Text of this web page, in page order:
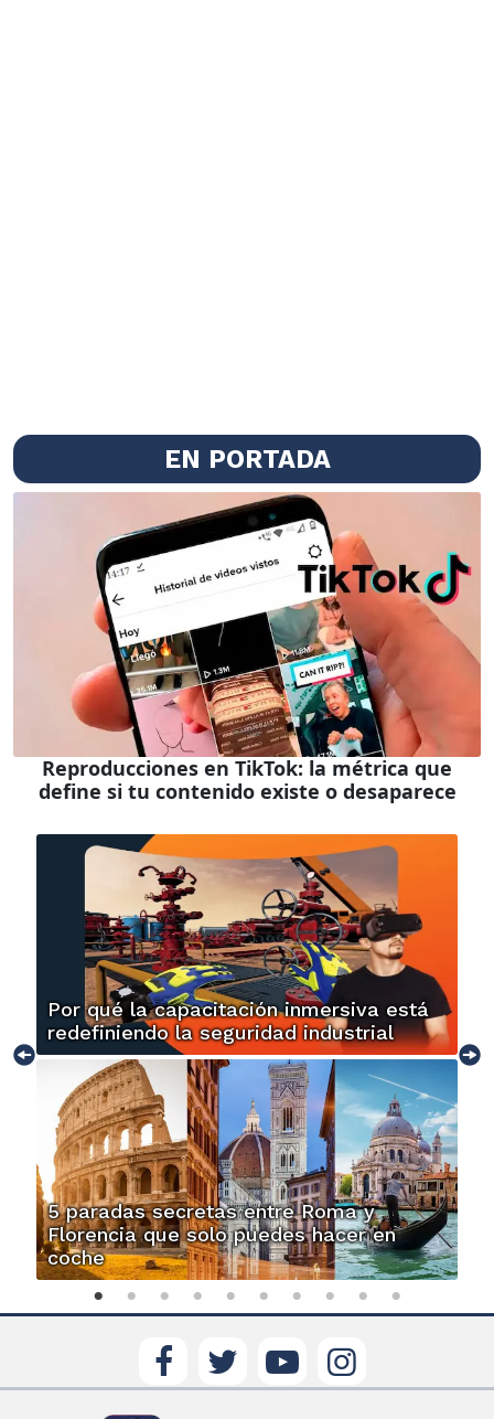
EN PORTADA
Reproducciones en TikTok: la métrica que
define si tu contenido existe o desaparece
Por qué la capacitación inmersiva está
redefiniendo la seguridad industrial
5 paradas secretas entre Roma y
Florencia que solo puedes hacer en
coche